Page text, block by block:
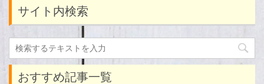
サイト内検索
おすすめ記事一覧